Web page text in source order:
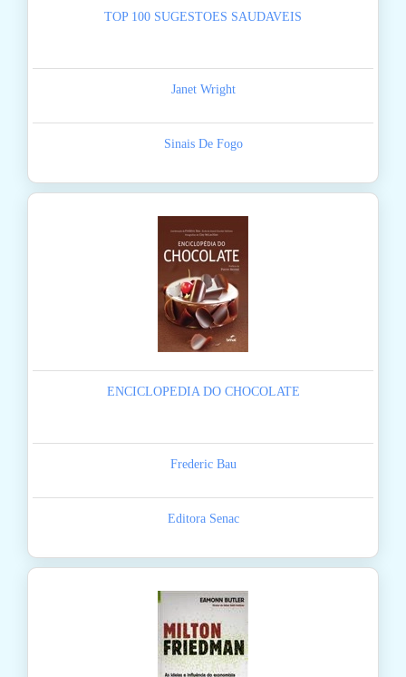
TOP 100 SUGESTOES SAUDAVEIS
Janet Wright
Sinais De Fogo
ENCICLOPEDIA DO CHOCOLATE
Frederic Bau
Editora Senac